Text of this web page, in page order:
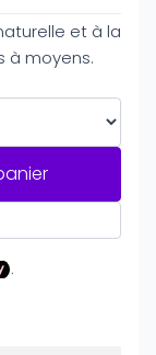
et à la
à moyens.